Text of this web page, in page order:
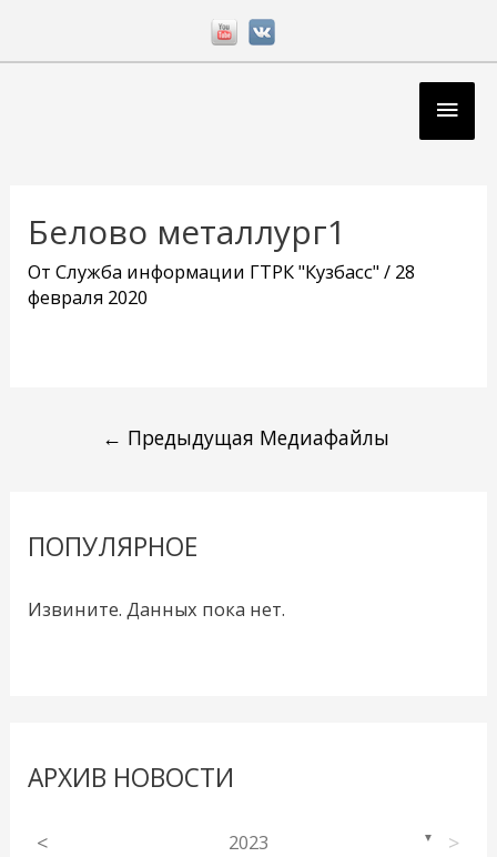
Белово металлург1
ОтСлужба информации ГТРК "Кузбасс"/ 28
февраля 2020
записям
← Предыдущая Медиафайлы
ПОПУЛЯРНОЕ
Извините. Данных пока нет.
АРХИВ НОВОСТИ
< 2023 ▼ >